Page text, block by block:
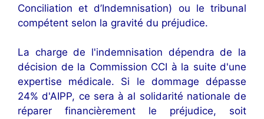
Conciliation et d’Indemnisation) ou le tribunal
compétent selon la gravité du préjudice.
La charge de l'indemnisation dépendra de la
décision de la Commission CCI à la suite d'une
expertise médicale. Si le dommage dépasse
24% d'AIPP, ce sera à al solidarité nationale de
réparer financièrement le préjudice, soit